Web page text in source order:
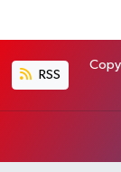
RSS